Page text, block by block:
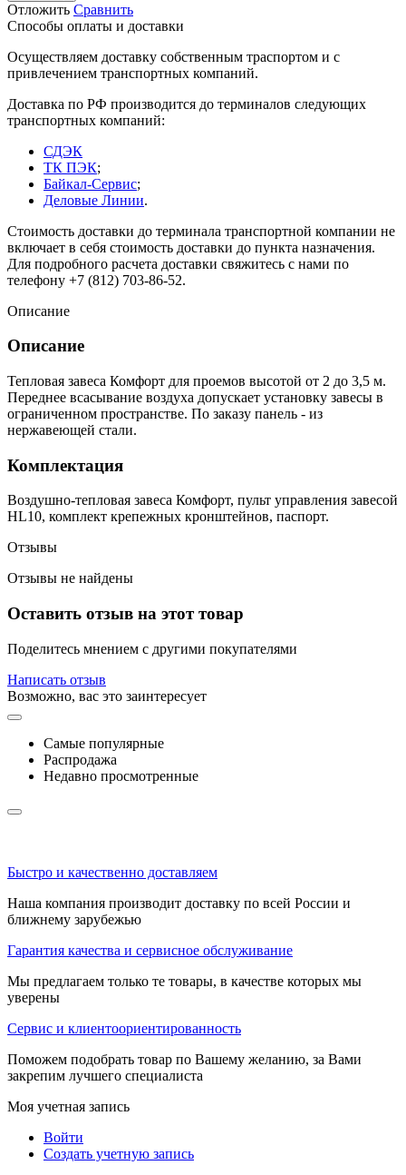
Отложить Сравнить
Способы оплаты и доставки
Осуществляем доставку собственным траспортом и с
привлечением транспортных компаний.
Доставка по РФ производится до терминалов следующих
транспортных компаний:
СДЭК
ТК ПЭК;
Байкал-Сервис;
Деловые Линии.
Стоимость доставки до терминала транспортной компании не
включает в себя стоимость доставки до пункта назначения.
Для подробного расчета доставки свяжитесь с нами по
телефону +7 (812) 703-86-52.
Описание
Описание
Тепловая завеса Комфорт для проемов высотой от 2 до 3,5 м.
Переднее всасывание воздуха допускает установку завесы в
ограниченном пространстве. По заказу панель - из
нержавеющей стали.
Комплектация
Воздушно-тепловая завеса Комфорт, пульт управления завесой
HL10, комплект крепежных кронштейнов, паспорт.
Отзывы
Отзывы не найдены
Оставить отзыв на этот товар
Поделитесь мнением с другими покупателями
Написать отзыв
Возможно, вас это заинтересует
Самые популярные
Распродажа
Недавно просмотренные
Быстро и качественно доставляем
Наша компания производит доставку по всей России и
ближнему зарубежью
Гарантия качества и сервисное обслуживание
Мы предлагаем только те товары, в качестве которых мы
уверены
Сервис и клиентоориентированность
Поможем подобрать товар по Вашему желанию, за Вами
закрепим лучшего специалиста
Моя учетная запись
Войти
Создать учетную запись